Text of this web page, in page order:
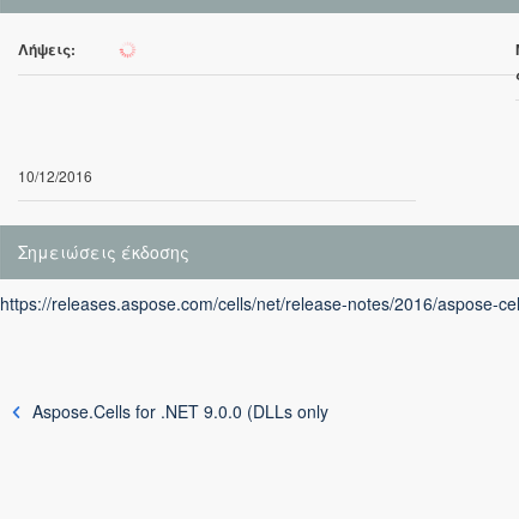
Λήψεις: 166
10/12/2016
Σημειώσεις έκδοσης
https://releases.aspose.com/cells/net/release-notes/2016/aspose-
Aspose.Cells for .NET 9.0.0 (DLLs only